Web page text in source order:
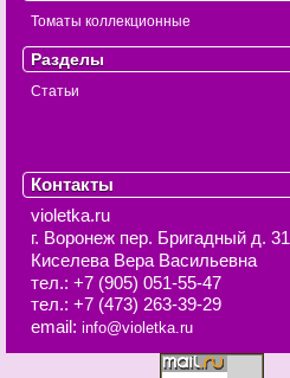
Томаты коллекционные
Разделы
Статьи
Контакты
violetka.ru
г. Воронеж пер. Бригадный д. 31
Киселева Вера Васильевна
тел.: +7 (905) 051-55-47
тел.: +7 (473) 263-39-29
email: info@violetka.ru